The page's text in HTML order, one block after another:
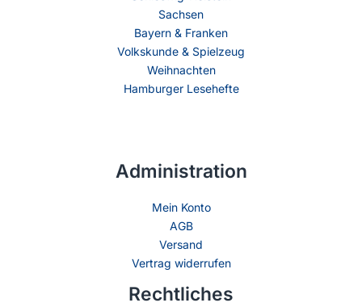
Sachsen
Bayern & Franken
Volkskunde & Spielzeug
Weihnachten
Hamburger Lesehefte
Administration
Mein Konto
AGB
Versand
Vertrag widerrufen
Rechtliches